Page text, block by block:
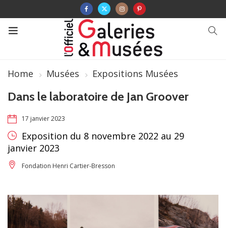
Home Musées Expositions Musées
Dans le laboratoire de Jan Groover
17 janvier 2023
Exposition du 8 novembre 2022 au 29
janvier 2023
Fondation Henri Cartier-Bresson